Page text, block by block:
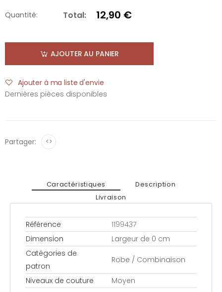
Quantité: Total: 12,90 €
AJOUTER AU PANIER
Ajouter à ma liste d'envie
Dernières pièces disponibles
Partager: <>
Caractéristiques
Description
Livraison
Référence
1199437
Dimension
Largeur de 0 cm
Catégories de
patron
Robe / Combinaison
Niveaux de couture Moyen